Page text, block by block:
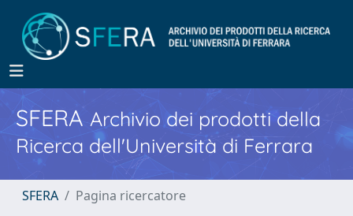
SFERA Archivio dei prodotti della
Ricerca dell'Università di Ferrara
SFERA Pagina ricercatore